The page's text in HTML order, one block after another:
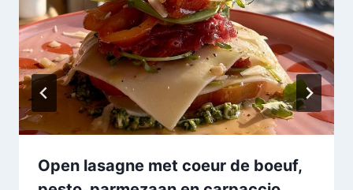
Open lasagne met coeur de boeuf,